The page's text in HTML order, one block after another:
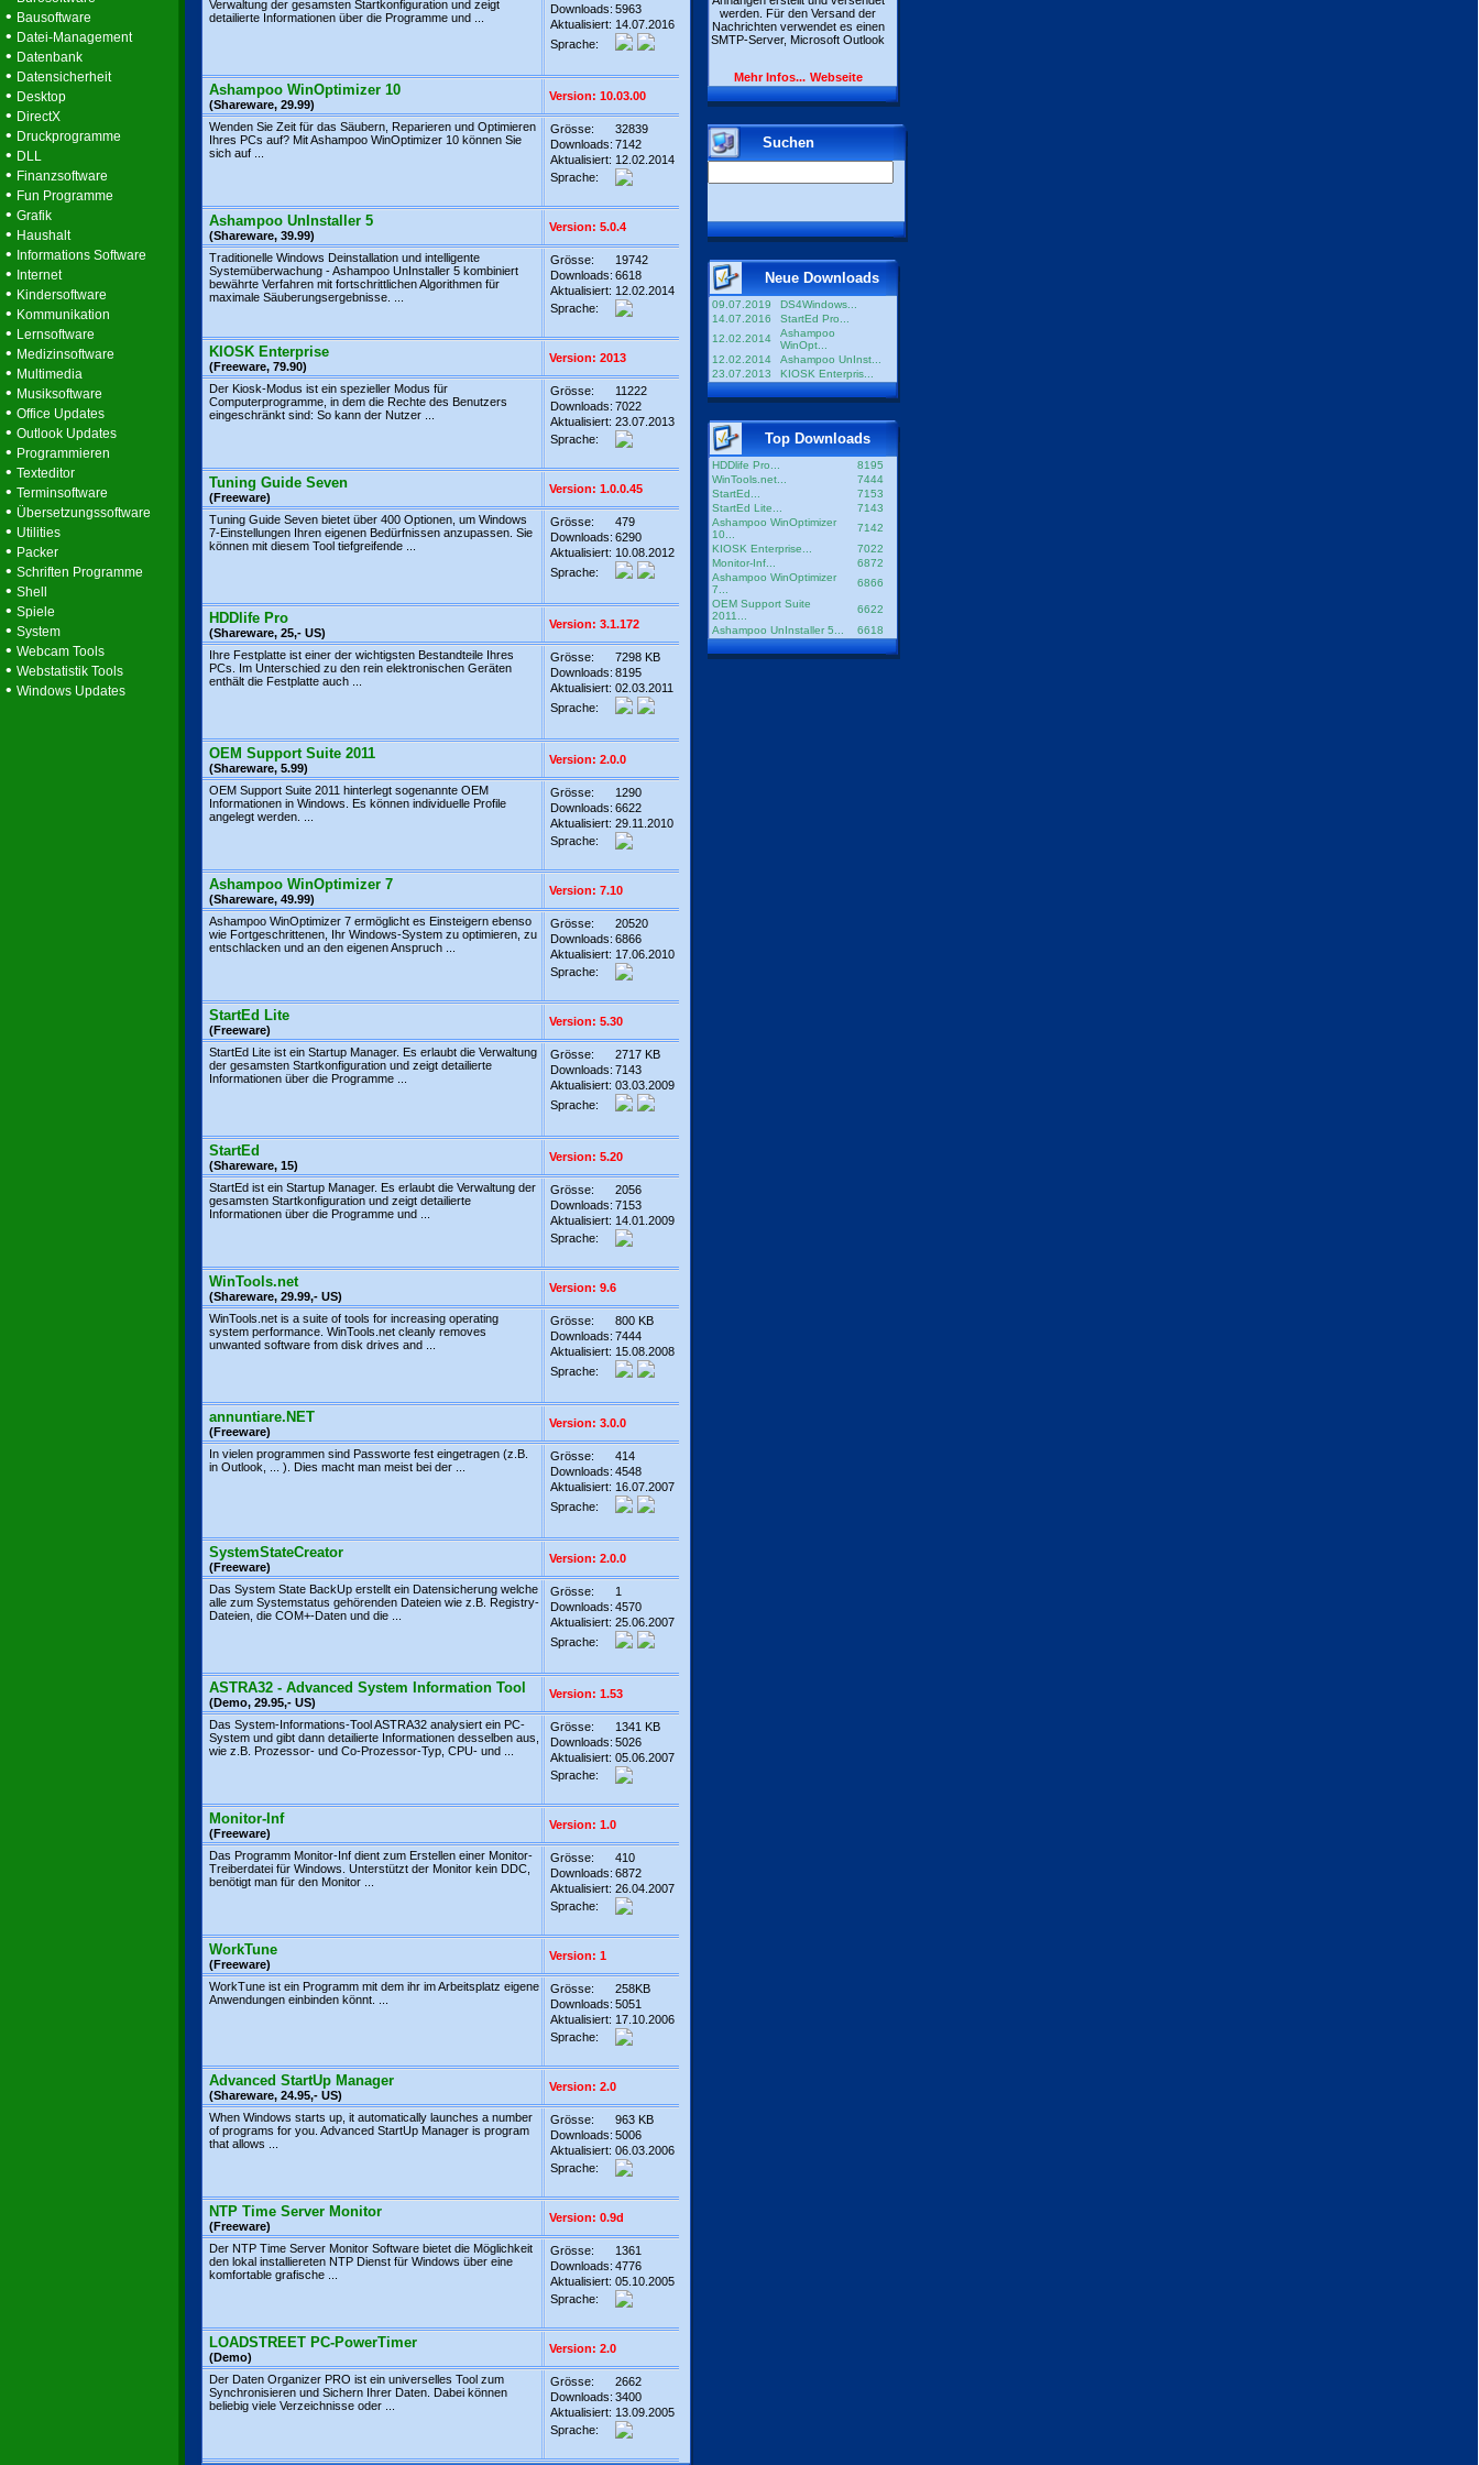
• Bausoftware
• Datei-Management
• Datenbank
• Datensicherheit
• Desktop
• DirectX
• Druckprogramme
• DLL
• Finanzsoftware
• Fun Programme
• Grafik
• Haushalt
• Informations Software
• Internet
• Kindersoftware
• Kommunikation
• Lernsoftware
• Medizinsoftware
• Multimedia
• Musiksoftware
• Office Updates
• Outlook Updates
• Programmieren
• Texteditor
• Terminsoftware
• Übersetzungssoftware
• Utilities
• Packer
• Schriften Programme
• Shell
• Spiele
• System
• Webcam Tools
• Webstatistik Tools
• Windows Updates
Verwaltung der gesamsten Startkonfiguration und zeigt
detailierte Informationen über die Programme und ...
Downloads: 5963
Aktualisiert: 14.07.2016
Sprache:
Ashampoo WinOptimizer 10
(Shareware, 29.99)
Version: 10.03.00
Wenden Sie Zeit für das Säubern, Reparieren und Optimieren
Ihres PCs auf? Mit Ashampoo WinOptimizer 10 können Sie
sich auf ...
Grösse:
32839
Downloads: 7142
Aktualisiert: 12.02.2014
Sprache:
Ashampoo UnInstaller 5
(Shareware, 39.99)
Version: 5.0.4
Traditionelle Windows Deinstallation und intelligente
Systemüberwachung - Ashampoo UnInstaller 5 kombiniert
bewährte Verfahren mit fortschrittlichen Algorithmen für
maximale Säuberungsergebnisse. ...
Grösse:
19742
Downloads: 6618
Aktualisiert: 12.02.2014
Sprache:
KIOSK Enterprise
(Freeware, 79.90)
Version: 2013
Der Kiosk-Modus ist ein spezieller Modus für
Computerprogramme, in dem die Rechte des Benutzers
eingeschränkt sind: So kann der Nutzer ...
Grösse:
11222
Downloads: 7022
Aktualisiert: 23.07.2013
Sprache:
Tuning Guide Seven
(Freeware)
Version: 1.0.0.45
Tuning Guide Seven bietet über 400 Optionen, um Windows
7-Einstellungen Ihren eigenen Bedürfnissen anzupassen. Sie
können mit diesem Tool tiefgreifende ...
Grösse:
479
Downloads: 6290
Aktualisiert: 10.08.2012
Sprache:
HDDlife Pro
(Shareware, 25,- US)
Version: 3.1.172
Ihre Festplatte ist einer der wichtigsten Bestandteile Ihres
PCs. Im Unterschied zu den rein elektronischen Geräten
enthält die Festplatte auch ...
Grösse:
7298 KB
Downloads: 8195
Aktualisiert: 02.03.2011
Sprache:
OEM Support Suite 2011
(Shareware, 5.99)
Version: 2.0.0
OEM Support Suite 2011 hinterlegt sogenannte OEM
Informationen in Windows. Es können individuelle Profile
angelegt werden. ...
Grösse:
1290
Downloads: 6622
Aktualisiert: 29.11.2010
Sprache:
Ashampoo WinOptimizer 7
(Shareware, 49.99)
Version: 7.10
Ashampoo WinOptimizer 7 ermöglicht es Einsteigern ebenso
wie Fortgeschrittenen, Ihr Windows-System zu optimieren, zu
entschlacken und an den eigenen Anspruch ...
Grösse:
20520
Downloads: 6866
Aktualisiert: 17.06.2010
Sprache:
StartEd Lite
(Freeware)
Version: 5.30
StartEd Lite ist ein Startup Manager. Es erlaubt die Verwaltung
der gesamsten Startkonfiguration und zeigt detailierte
Informationen über die Programme ...
Grösse:
2717 KB
Downloads: 7143
Aktualisiert: 03.03.2009
Sprache:
StartEd
(Shareware, 15)
Version: 5.20
StartEd ist ein Startup Manager. Es erlaubt die Verwaltung der
gesamsten Startkonfiguration und zeigt detailierte
Informationen über die Programme und ...
Grösse:
2056
Downloads: 7153
Aktualisiert: 14.01.2009
Sprache:
WinTools.net
(Shareware, 29.99,- US)
Version: 9.6
WinTools.net is a suite of tools for increasing operating
system performance. WinTools.net cleanly removes
unwanted software from disk drives and ...
Grösse:
800 KB
Downloads: 7444
Aktualisiert: 15.08.2008
Sprache:
annuntiare.NET
(Freeware)
Version: 3.0.0
In vielen programmen sind Passworte fest eingetragen (z.B.
in Outlook, ... ). Dies macht man meist bei der ...
Grösse:
414
Downloads: 4548
Aktualisiert: 16.07.2007
Sprache:
SystemStateCreator
(Freeware)
Version: 2.0.0
Das System State BackUp erstellt ein Datensicherung welche
alle zum Systemstatus gehörenden Dateien wie z.B. Registry-
Dateien, die COM+-Daten und die ...
Grösse:
1
Downloads: 4570
Aktualisiert: 25.06.2007
Sprache:
ASTRA32 - Advanced System Information Tool
(Demo, 29.95,- US)
Version: 1.53
Das System-Informations-Tool ASTRA32 analysiert ein PC-
System und gibt dann detailierte Informationen desselben aus,
wie z.B. Prozessor- und Co-Prozessor-Typ, CPU- und ...
Grösse:
1341 KB
Downloads: 5026
Aktualisiert: 05.06.2007
Sprache:
Monitor-Inf
(Freeware)
Version: 1.0
Das Programm Monitor-Inf dient zum Erstellen einer Monitor-
Treiberdatei für Windows. Unterstützt der Monitor kein DDC,
benötigt man für den Monitor ...
Grösse:
410
Downloads: 6872
Aktualisiert: 26.04.2007
Sprache:
WorkTune
(Freeware)
Version: 1
WorkTune ist ein Programm mit dem ihr im Arbeitsplatz eigene
Anwendungen einbinden könnt. ...
Grösse:
258KB
Downloads: 5051
Aktualisiert: 17.10.2006
Sprache:
Advanced StartUp Manager
(Shareware, 24.95,- US)
Version: 2.0
When Windows starts up, it automatically launches a number
of programs for you. Advanced StartUp Manager is program
that allows ...
Grösse:
963 KB
Downloads: 5006
Aktualisiert: 06.03.2006
Sprache:
NTP Time Server Monitor
(Freeware)
Version: 0.9d
Der NTP Time Server Monitor Software bietet die Möglichkeit
den lokal installiereten NTP Dienst für Windows über eine
komfortable grafische ...
Grösse:
1361
Downloads: 4776
Aktualisiert: 05.10.2005
Sprache:
LOADSTREET PC-PowerTimer
(Demo)
Version: 2.0
Der Daten Organizer PRO ist ein universelles Tool zum
Synchronisieren und Sichern Ihrer Daten. Dabei können
beliebig viele Verzeichnisse oder ...
Grösse:
2662
Downloads: 3400
Aktualisiert: 13.09.2005
Sprache:
werden. Für den Versand der
Nachrichten verwendet es einen
SMTP-Server, Microsoft Outlook
Mehr Infos... Webseite
Suchen
Neue Downloads
09.07.2019
DS4Windows...
14.07.2016
StartEd Pro...
12.02.2014
Ashampoo
WinOpt...
12.02.2014
Ashampoo UnInst...
23.07.2013
KIOSK Enterpris...
Top Downloads
HDDlife Pro...
8195
WinTools.net...
7444
StartEd...
7153
StartEd Lite...
7143
Ashampoo WinOptimizer
10...
7142
KIOSK Enterprise...
7022
Monitor-Inf...
6872
Ashampoo WinOptimizer
7...
6866
OEM Support Suite
2011...
6622
Ashampoo UnInstaller 5...
6618